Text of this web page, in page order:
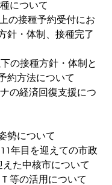
について
接種予約受付にお
針・体制、接種完了
接種方針・体制と
約方法について
の経済回復支援につ
勢について
年目を迎えての市政
た中核市について
等の活用について